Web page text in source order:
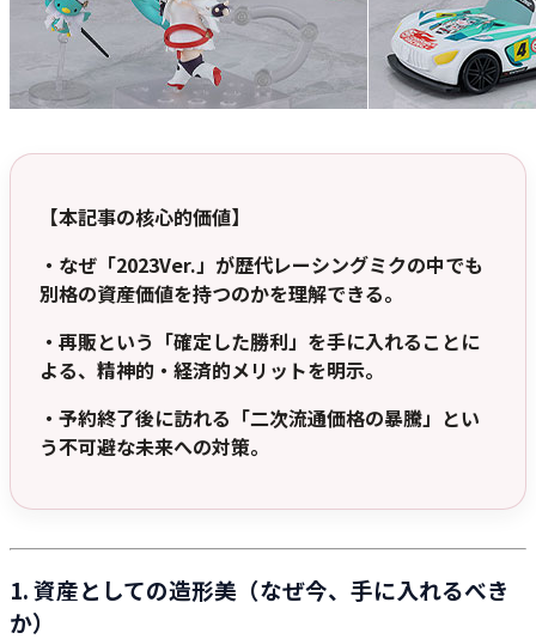
【本記事の核心的価値】
・なぜ「2023Ver.」が歴代レーシングミクの中でも
別格の資産価値を持つのかを理解できる。
・再販という「確定した勝利」を手に入れることに
よる、精神的・経済的メリットを明示。
・予約終了後に訪れる「二次流通価格の暴騰」とい
う不可避な未来への対策。
1. 資産としての造形美（なぜ今、手に入れるべき
か）